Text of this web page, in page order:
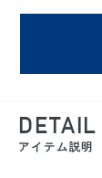
DETAIL
アイテム説明